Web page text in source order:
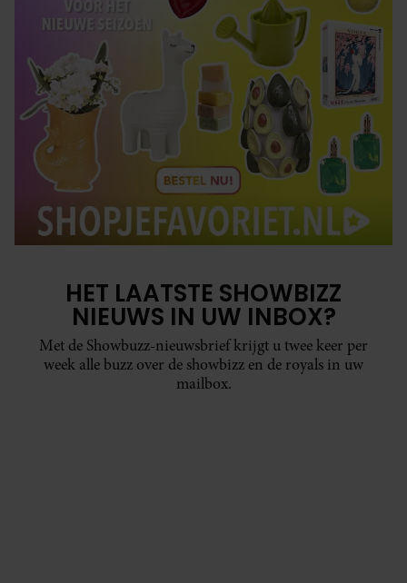
HET LAATSTE SHOWBIZZ
NIEUWS IN UW INBOX?
Met de Showbuzz-nieuwsbrief krijgt u twee keer per
week alle buzz over de showbizz en de royals in uw
mailbox.